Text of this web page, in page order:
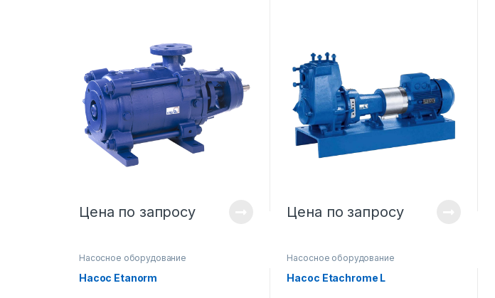
Цена по запросу Цена по запросу
Насосное оборудование
Насос Etanorm
Насосное оборудование
Насос Etachrome L